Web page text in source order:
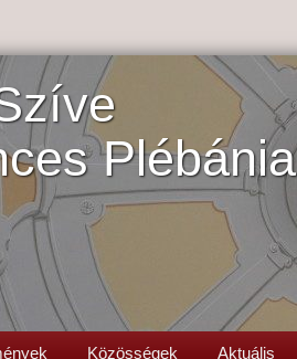
Plébánia
Közösségek Aktuális